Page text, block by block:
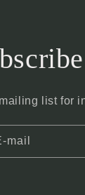
list for